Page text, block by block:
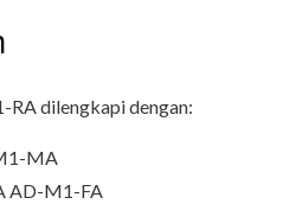
dilengkapi dengan:
MA
AD-M1-FA